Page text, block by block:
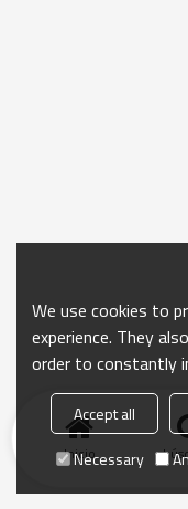
Inicio
We use cookies to
experience. They
order to constantly
Accept all
Necessary